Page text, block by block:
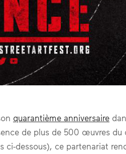
quarantième anniversaire
de plus de 500 œuvres du
ci-dessous), ce partenariat